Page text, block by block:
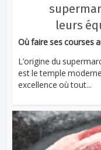
leurs
Où faire ses courses
L’origine du
est le temple
excellence où tout...